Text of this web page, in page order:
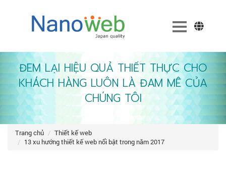
ĐEM LẠI HIỆU QUẢ THIẾT THỰC CHO
KHÁCH HÀNG LUÔN LÀ ĐAM MÊ CỦA
CHÚNG TÔI
trang chủ
thiết kế web
13 xu hướng thiết kế web nổi bật trong năm 2017